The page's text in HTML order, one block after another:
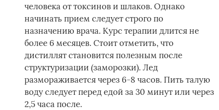
человека от токсинов и шлаков. Однако
начинать прием следует строго по
назначению врача. Курс терапии длится не
более 6 месяцев. Стоит отметить, что
дистиллят становится полезным после
структуризации (заморозки). Лед
размораживается через 6-8 часов. Пить талую
воду следует перед едой за 30 минут или через
2,5 часа после.